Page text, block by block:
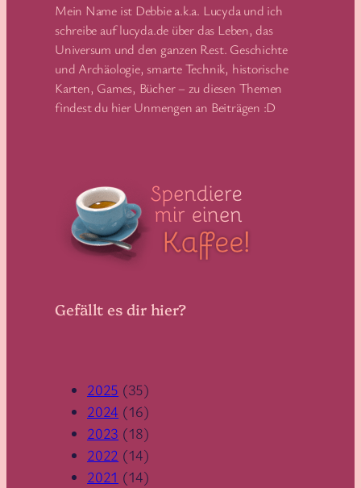
Mein Name ist Debbie a.k.a. Lucyda und ich
schreibe auf lucyda.de über das Leben, das
Universum und den ganzen Rest. Geschichte
und Archäologie, smarte Technik, historische
Karten, Games, Bücher – zu diesen Themen
findest du hier Unmengen an Beiträgen :D
Gefällt es dir hier?
2025 (35)
2024 (16)
2023 (18)
2022 (14)
2021 (14)